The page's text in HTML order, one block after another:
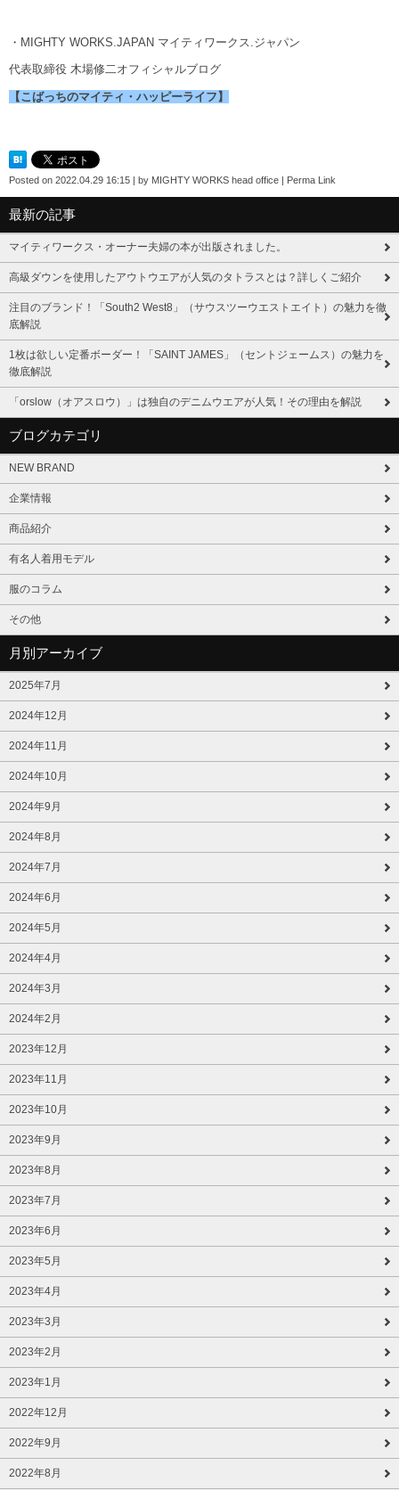
・MIGHTY WORKS.JAPAN マイティワークス.ジャパン
代表取締役 木場修二オフィシャルブログ
【こばっちのマイティ・ハッピーライフ】
Posted on 2022.04.29 16:15 | by MIGHTY WORKS head office | Perma Link
最新の記事
マイティワークス・オーナー夫婦の本が出版されました。
高級ダウンを使用したアウトウエアが人気のタトラスとは？詳しくご紹介
注目のブランド！「South2 West8」（サウスツーウエストエイト）の魅力を徹
底解説
1枚は欲しい定番ボーダー！「SAINT JAMES」（セントジェームス）の魅力を
徹底解説
「orslow（オアスロウ）」は独自のデニムウエアが人気！その理由を解説
ブログカテゴリ
NEW BRAND
企業情報
商品紹介
有名人着用モデル
服のコラム
その他
月別アーカイブ
2025年7月
2024年12月
2024年11月
2024年10月
2024年9月
2024年8月
2024年7月
2024年6月
2024年5月
2024年4月
2024年3月
2024年2月
2023年12月
2023年11月
2023年10月
2023年9月
2023年8月
2023年7月
2023年6月
2023年5月
2023年4月
2023年3月
2023年2月
2023年1月
2022年12月
2022年9月
2022年8月